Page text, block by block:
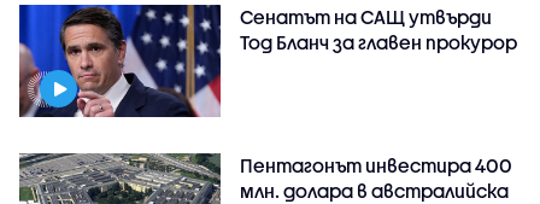
Сенатът на САЩ утвърди
Тод Бланч за главен прокурор
Пентагонът инвестира 400
млн. долара в австралийска